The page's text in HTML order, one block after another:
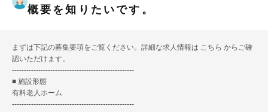
概要を知りたいです。
まずは下記の募集要項をご覧ください。詳細な求人情報は こちら からご確
認いただけます。
---------------------------------------------------
■ 施設形態
有料老人ホーム
---------------------------------------------------